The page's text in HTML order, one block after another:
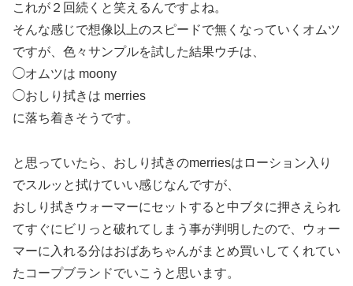
これが２回続くと笑えるんですよね。
そんな感じで想像以上のスピードで無くなっていくオムツ
ですが、色々サンプルを試した結果ウチは、
◯オムツは moony
◯おしり拭きは merries
に落ち着きそうです。
と思っていたら、おしり拭きのmerriesはローション入り
でスルッと拭けていい感じなんですが、
おしり拭きウォーマーにセットすると中ブタに押さえられ
てすぐにビリっと破れてしまう事が判明したので、ウォー
マーに入れる分はおばあちゃんがまとめ買いしてくれてい
たコープブランドでいこうと思います。